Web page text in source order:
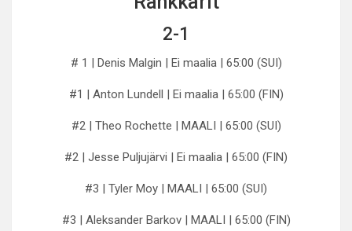
2-1
# 1 | Denis Malgin | Ei maalia | 65:00 (SUI)
#1 | Anton Lundell | Ei maalia | 65:00 (FIN)
#2 | Theo Rochette | MAALI | 65:00 (SUI)
#2 | Jesse Puljujärvi | Ei maalia | 65:00 (FIN)
#3 | Tyler Moy | MAALI | 65:00 (SUI)
#3 | Aleksander Barkov | MAALI | 65:00 (FIN)